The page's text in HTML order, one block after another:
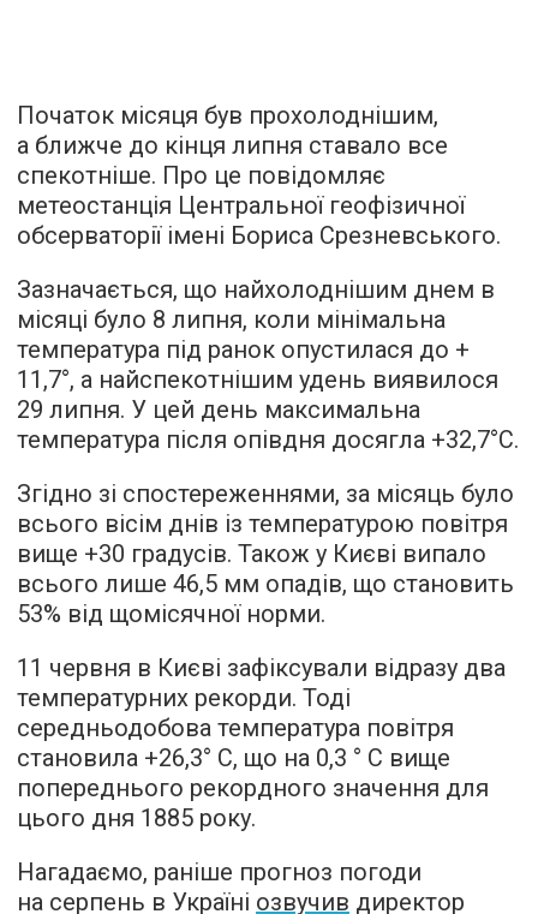
Початок місяця був прохолоднішим,
а ближче до кінця липня ставало все
спекотніше. Про це повідомляє
метеостанція Центральної геофізичної
обсерваторії імені Бориса Срезневського.
Зазначається, що найхолоднішим днем ​​в
місяці було 8 липня, коли мінімальна
температура під ранок опустилася до +
11,7°, а найспекотнішим удень ​​виявилося
29 липня. У цей день максимальна
температура після опівдня досягла +32,7°C.
Згідно зі спостереженнями, за місяць було
всього вісім днів із температурою повітря
вище +30 градусів. Також у Києві випало
всього лише 46,5 мм опадів, що становить
53% від щомісячної норми.
11 червня в Києві зафіксували відразу два
температурних рекорди. Тоді
середньодобова температура повітря
становила +26,3° С, що на 0,3 ° С вище
попереднього рекордного значення для
цього дня 1885 року.
Нагадаємо, раніше прогноз погоди
на серпень в Україні озвучив директор